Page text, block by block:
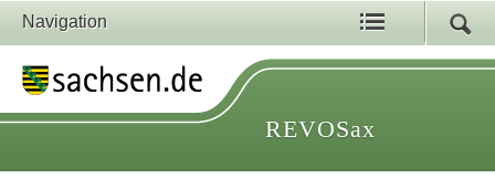
Navigation
REVOSax